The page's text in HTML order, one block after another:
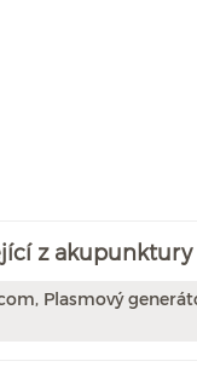
z
Plasmový